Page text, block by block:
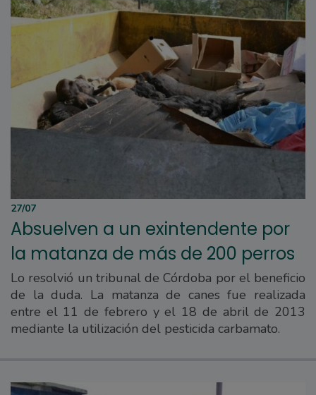
27/07
Absuelven a un exintendente por
la matanza de más de 200 perros
Lo resolvió un tribunal de Córdoba por el beneficio
de la duda. La matanza de canes fue realizada
entre el 11 de febrero y el 18 de abril de 2013
mediante la utilización del pesticida carbamato.